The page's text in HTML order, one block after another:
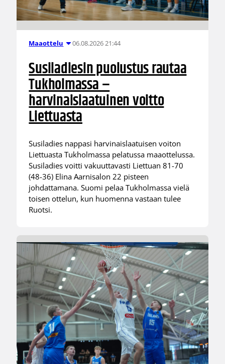
Maaottelu 06.08.2026 21:44
Susiladiesin puolustus rautaa
Tukholmassa –
harvinaislaatuinen voitto
Liettuasta
Susiladies nappasi harvinaislaatuisen voiton
Liettuasta Tukholmassa pelatussa maaottelussa.
Susiladies voitti vakuuttavasti Liettuan 81-70
(48-36) Elina Aarnisalon 22 pisteen
johdattamana. Suomi pelaa Tukholmassa vielä
toisen ottelun, kun huomenna vastaan tulee
Ruotsi.